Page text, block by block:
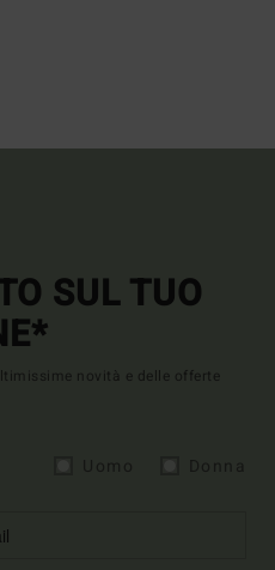
SUL TUO
novità e delle offerte